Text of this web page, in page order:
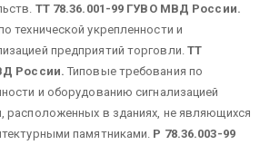
ТТ 78.36.001-99 ГУВО МВД России.
технической укрепленности и
предприятий торговли. ТТ
России. Типовые требования по
и оборудованию сигнализацией
расположенных в зданиях, не являющихся
памятниками. Р 78.36.003-99